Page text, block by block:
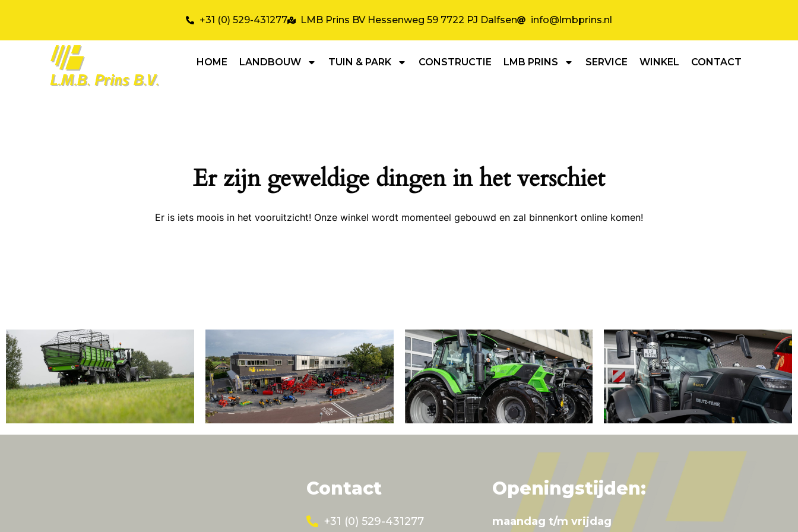
+31 (0) 529-431277 LMB Prins BV Hessenweg 59 7722 PJ Dalfsen info@lmbprins.nl
HOME LANDBOUW TUIN & PARK CONSTRUCTIE LMB PRINS SERVICE WINKEL CONTACT
Er zijn geweldige dingen in het verschiet
Er is iets moois in het vooruitzicht! Onze winkel wordt momenteel gebouwd en zal binnenkort online komen!
Contact
+31 (0) 529-431277
Openingstijden:
maandag t/m vrijdag